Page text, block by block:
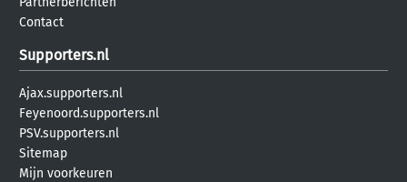
Contact
Supporters.nl
Ajax.supporters.nl
Feyenoord.supporters.nl
PSV.supporters.nl
Sitemap
Mijn voorkeuren